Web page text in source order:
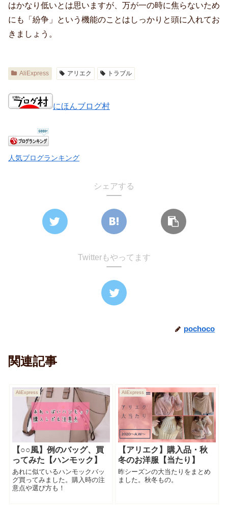
はかなり低いとは思いますが、万が一の時に焦らないため
にも「紛争」という機能のことはしっかりと頭に入れてお
きましょう。
AliExpress アリエク トラブル
にほんブログ村
人気ブログランキング
シェアする
Twitterもやってます
pochoco
関連記事
AliExpress
【○○風】例のバッグ、買
ってみた【ハンモック】
あれに似ているハンモックバッ
グ買ってみました。購入時の注
意点や選び方も！
AliExpress
【アリエク】購入品・秋
冬のお洋服【当たり】
昨シーズンの大当たりをまとめ
ました。秋冬もの。